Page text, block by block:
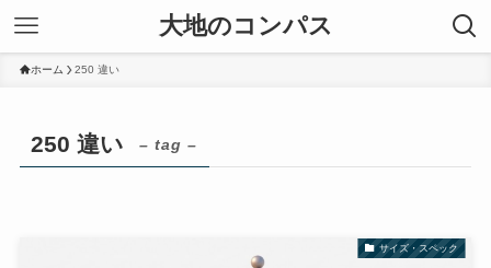
大地のコンパス
ホーム 250 違い
250 違い – tag –
サイズ・スペック